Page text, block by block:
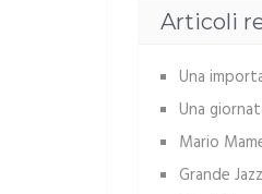
Articoli
Una
Una
Mario
Grande